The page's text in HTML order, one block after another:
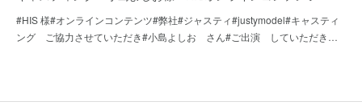
#HIS 様#オンラインコンテンツ#弊社#ジャスティ#justymodel#キャスティ
ング ご協力させていただき#小島よしお さん#ご出演 していただき…